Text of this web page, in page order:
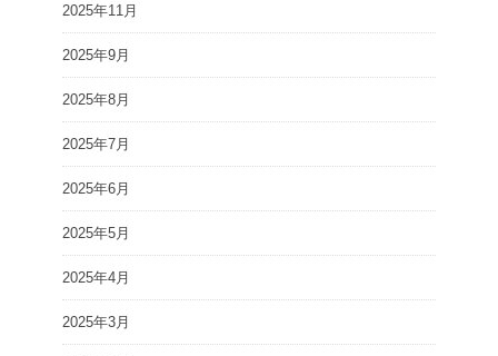
2025年11月
2025年9月
2025年8月
2025年7月
2025年6月
2025年5月
2025年4月
2025年3月